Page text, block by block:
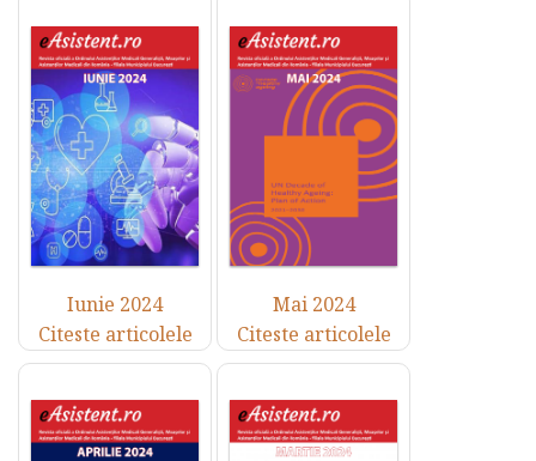
Iunie 2024
Citeste articolele
Mai 2024
Citeste articolele